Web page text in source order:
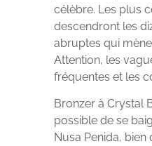
célèbre. Les plus
descendront les
abruptes qui
Attention, les
fréquentes et les
Bronzer à Crystal
possible de se
Nusa Penida,